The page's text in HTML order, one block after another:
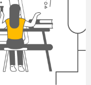
обробки
растрової
моделлю CMYK)